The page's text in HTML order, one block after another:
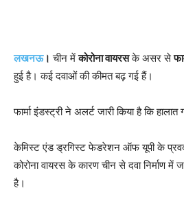
लखनऊ। चीन मेंकोरोना वायरसके असर से
हुई है। कई दवाओं की कीमत बढ़ गई हैं।
फार्मा इंडस्ट्री ने अलर्ट जारी किया है कि
केमिस्ट एंड ड्रगिस्ट फेडरेशन ऑफ यूपी के
कोरोना वायरस के कारण चीन से दवा निर्माण में
है।